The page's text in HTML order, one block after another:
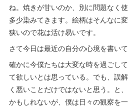
ね。焼きが甘いのか、別に問題なく
多少染みてきます。絵柄はそんなに
狭いので花は活け易いです。
さて今日は最近の自分の心境を書いて
確かに今僕たちは大変な時を過ごし
て欲しいとは思っている。でも、誤
く悪いことだけではないと思う。と
かもしれないが、僕は日々の観察を